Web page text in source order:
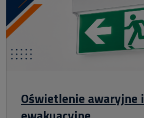
Oświetlenie awaryjne i